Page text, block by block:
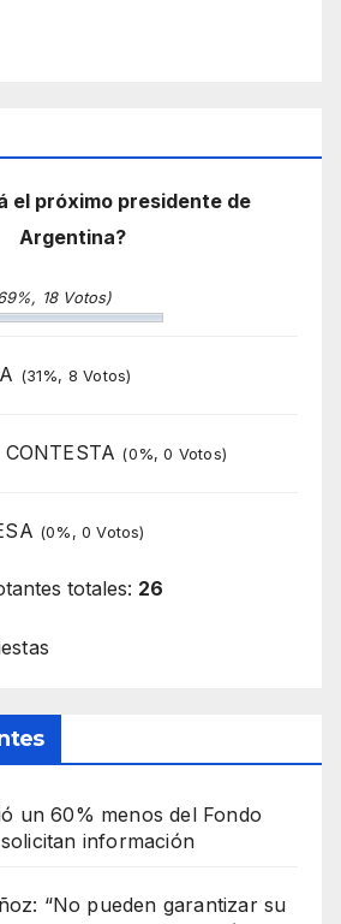
el próximo presidente de
Argentina?
18 Votos)
(31%, 8 Votos)
(0%, 0 Votos)
(0%, 0 Votos)
totales: 26
un 60% menos del Fondo
información
“No pueden garantizar su